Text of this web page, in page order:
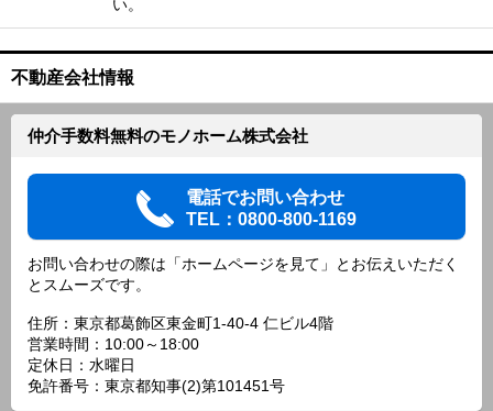
い。
不動産会社情報
仲介手数料無料のモノホーム株式会社
電話でお問い合わせ
TEL：0800-800-1169
お問い合わせの際は「ホームページを見て」とお伝えいただく
とスムーズです。
住所：東京都葛飾区東金町1-40-4 仁ビル4階
営業時間：10:00～18:00
定休日：水曜日
免許番号：東京都知事(2)第101451号